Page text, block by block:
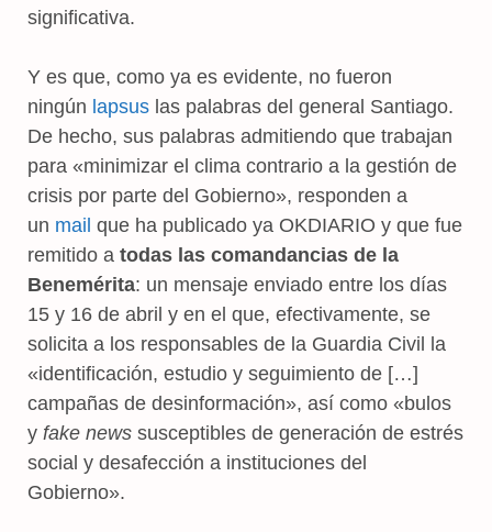
significativa.
Y es que, como ya es evidente, no fueron
ningún lapsus las palabras del general Santiago.
De hecho, sus palabras admitiendo que trabajan
para «minimizar el clima contrario a la gestión de
crisis por parte del Gobierno», responden a
un mail que ha publicado ya OKDIARIO y que fue
remitido a todas las comandancias de la
Benemérita: un mensaje enviado entre los días
15 y 16 de abril y en el que, efectivamente, se
solicita a los responsables de la Guardia Civil la
«identificación, estudio y seguimiento de […]
campañas de desinformación», así como «bulos
y fake news susceptibles de generación de estrés
social y desafección a instituciones del
Gobierno».